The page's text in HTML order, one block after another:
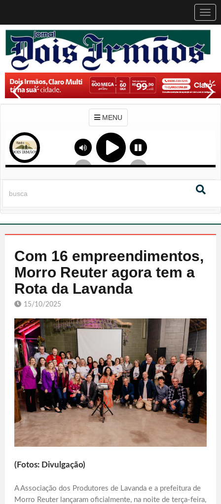
MENU
Com 16 empreendimentos,
Morro Reuter agora tem a
Rota da Lavanda
15/10/2025
(Fotos: Divulgação)
A Associação dos Produtores de Lavanda e a prefeitura de
Morro Reuter lançaram oficialmente, na noite de terça-feira,